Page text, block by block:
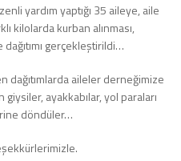
yardım yaptığı 35 aileye, aile
kilolarda kurban alınması,
gerçekleştirildi…
dağıtımlarda aileler derneğimize
ayakkabılar, yol paraları
döndüler…